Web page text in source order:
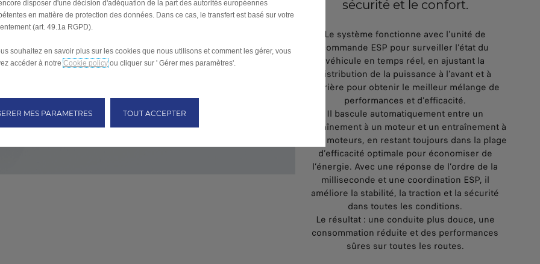
sécurité et le confort.
Le système fonctionne avec l’unité de
commande ESP pour surveiller l’état du
véhicule en temps réel, en ajustant la
distribution de la puissance à l’avant et à
l’arrière pour obtenir le meilleur mélange de
performances et d’efficacité.
Il bascule automatiquement entre un
entraînement à un moteur et un entraînement à
deux moteurs, en restant toujours dans la plage
d’efficacité optimale pour économiser de
l’énergie. Avec une réponse de l’ordre de la
milliseconde et une coordination ESP, il
améliore la stabilité, la traction et la sécurité
dans toutes les conditions.
Le résultat : une conduite plus douce, une
consommation réduite et des performances
sûres sur toutes les routes.
disposer d'une décision d'adéquation de la part des autorités européennes
en matière de protection des données. Dans ce cas, le transfert est basé sur votre
(art. 49.1a RGPD).
souhaitez en savoir plus sur les cookies que nous utilisons et comment les gérer, vous
accéder à notreCookie policyou cliquer sur ' Gérer mes paramètres'.
GERER MES PARAMETRES TOUT ACCEPTER